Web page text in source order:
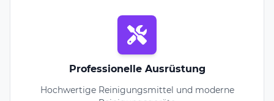
Professionelle Ausrüstung
Hochwertige Reinigungsmittel und moderne